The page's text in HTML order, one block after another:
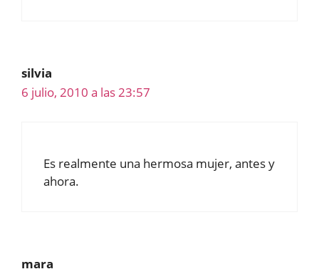
silvia
6 julio, 2010 a las 23:57
Es realmente una hermosa mujer, antes y
ahora.
mara